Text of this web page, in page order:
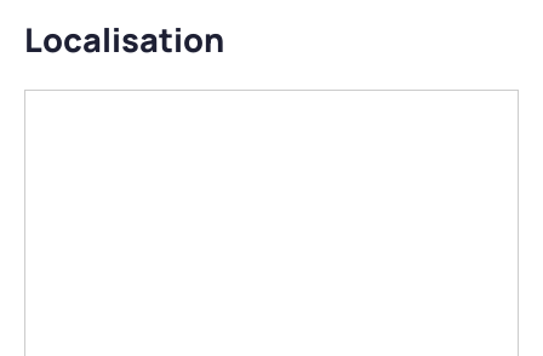
Localisation